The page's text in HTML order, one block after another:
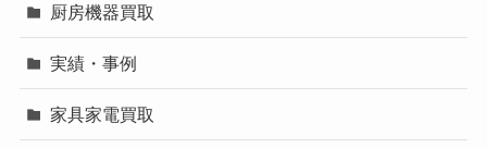
厨房機器買取
実績・事例
家具家電買取